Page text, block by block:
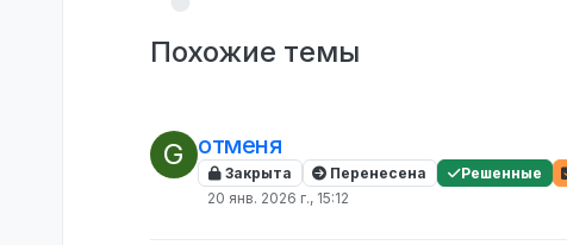
Похожие темы
G отменя
Закрыта Перенесена Решенные
20 янв. 2026 г., 15:12